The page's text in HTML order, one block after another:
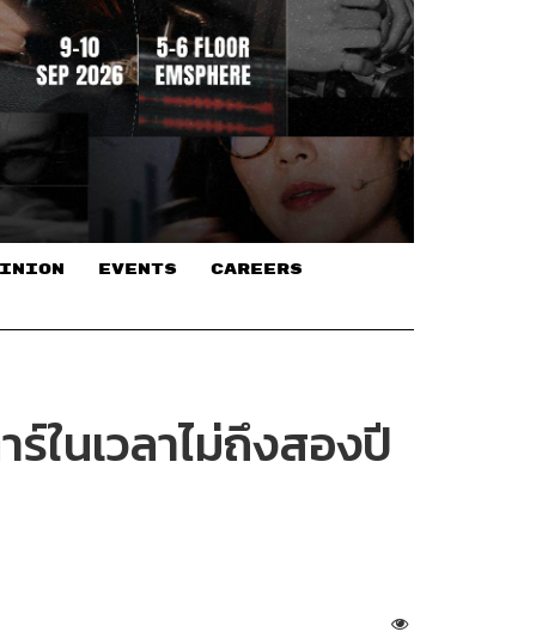
EVENTS CAREERS
ในเวลาไม่ถึงสองปี